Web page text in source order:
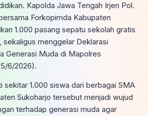
Kapolda Jawa Tengah Irjen Pol.
Forkopimda Kabupaten
1.000 pasang sepatu sekolah gratis
sekaligus menggelar Deklarasi
Generasi Muda di Mapolres
6/2026).
sekitar 1.000 siswa dari berbagai SMA
Sukoharjo tersebut menjadi wujud
terhadap generasi muda agar